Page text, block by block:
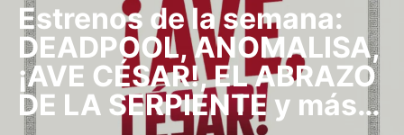
Estrenos de la semana:
DEADPOOL, ANOMALISA,
¡AVE CÉSAR!, EL ABRAZO
DE LA SERPIENTE y más…